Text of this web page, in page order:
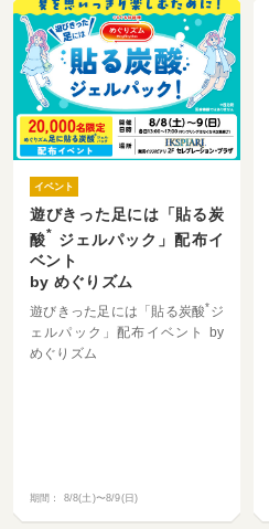
イベント
遊びきった足には「貼る炭
酸* ジェルパック」配布イ
ベント
by めぐりズム
遊びきった足には「貼る炭酸*ジ
ェルパック」配布イベント by
めぐりズム
期間： 8/8(土)〜8/9(日)